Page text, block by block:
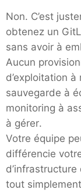
Wazuh
Non. C’est
obtenez un
sans avoir à
Aucun
d’exploitation
sauvegarde à
monitoring à
à gérer.
Votre équipe
différencie
tout